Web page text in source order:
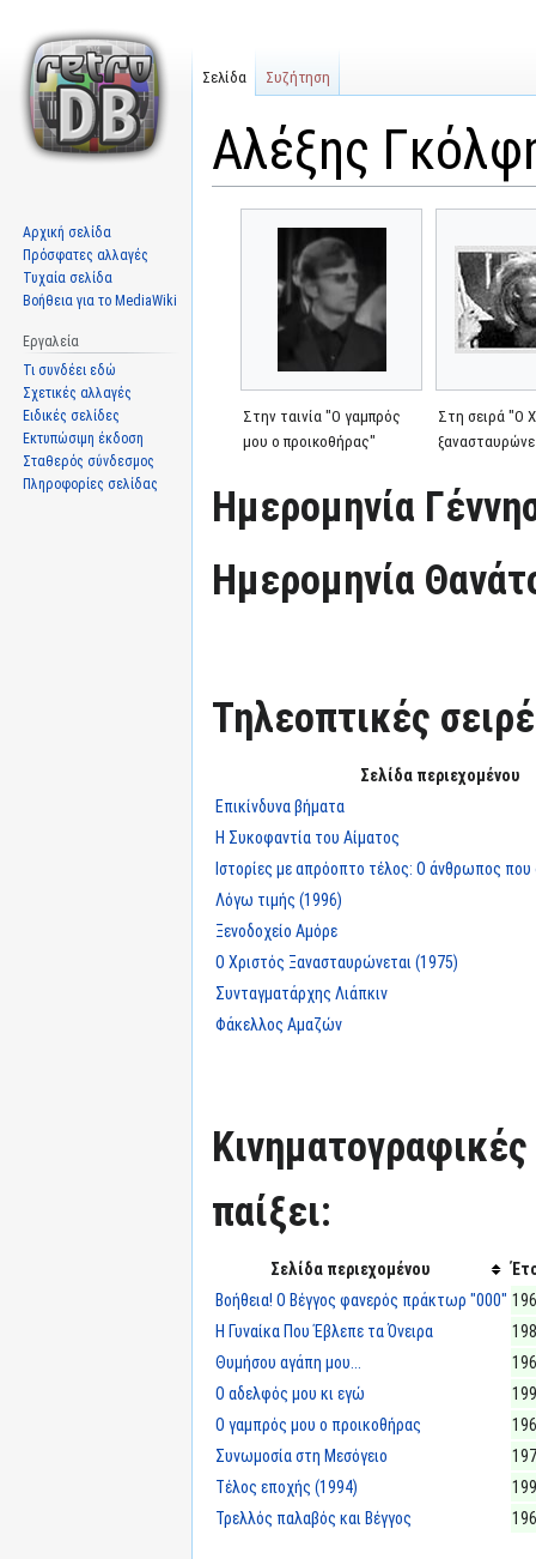
Αλέξης
Στην ταινία "Ο γαμπρός
μου ο προικοθήρας"
Στη σειρά "Ο
Ημερομηνία
Ημερομηνία
Τηλεοπτικές
Σελίδα περιεχομένου
Επικίνδυνα βήματα
Η Συκοφαντία του Αίματος
Ιστορίες με απρόοπτο τέλος: Ο άνθρωπος που
Λόγω τιμής (1996)
Ξενοδοχείο Αμόρε
Ο Χριστός Ξανασταυρώνεται (1975)
Συνταγματάρχης Λιάπκιν
Φάκελλος Αμαζών
Κινηματογραφικές
παίξει:
Σελίδα περιεχομένου
Βοήθεια! Ο Βέγγος φανερός πράκτωρ "000"
Η Γυναίκα Που Έβλεπε τα Όνειρα
Θυμήσου αγάπη μου...
Ο αδελφός μου κι εγώ
Ο γαμπρός μου ο προικοθήρας
Συνωμοσία στη Μεσόγειο
Τέλος εποχής (1994)
Τρελλός παλαβός και Βέγγος
Σελίδα Συζήτηση
Αρχική σελίδα
Πρόσφατες αλλαγές
Τυχαία σελίδα
Βοήθεια για το MediaWiki
Εργαλεία
Τι συνδέει εδώ
Σχετικές αλλαγές
Ειδικές σελίδες
Εκτυπώσιμη έκδοση
Σταθερός σύνδεσμος
Πληροφορίες σελίδας